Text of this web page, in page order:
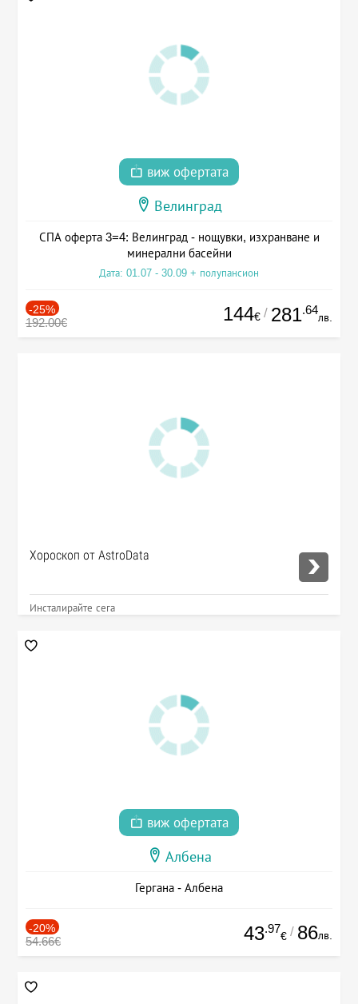
виж офертата
Велинград
СПА оферта 3=4: Велинград - нощувки, изхранване и
минерални басейни
Дата: 01.07 - 30.09 + полупансион
-25%
192.00€ 144€ / 281.64
лв.
Хороскоп от AstroData
Инсталирайте сега
виж офертата
Албена
Гергана - Албена
-20%
54.66€ 43.97
€ / 86лв.